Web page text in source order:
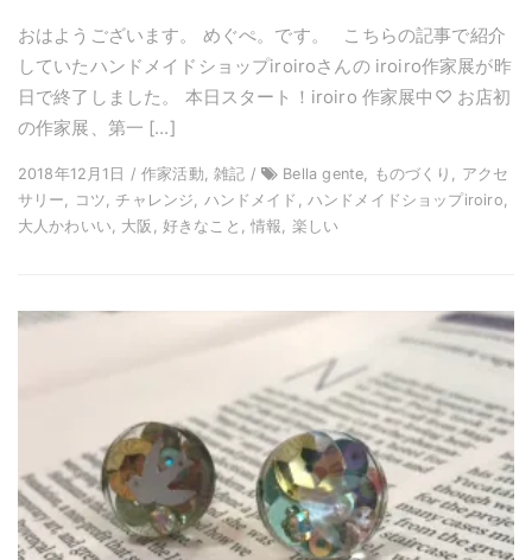
おはようございます。 めぐぺ。です。 こちらの記事で紹介
していたハンドメイドショップiroiroさんの iroiro作家展が昨
日で終了しました。 本日スタート！iroiro 作家展中♡ お店初
の作家展、第一 […]
2018年12月1日 / 作家活動, 雑記 /
Bella gente, ものづくり, アクセ
サリー, コツ, チャレンジ, ハンドメイド, ハンドメイドショップiroiro,
大人かわいい, 大阪, 好きなこと, 情報, 楽しい